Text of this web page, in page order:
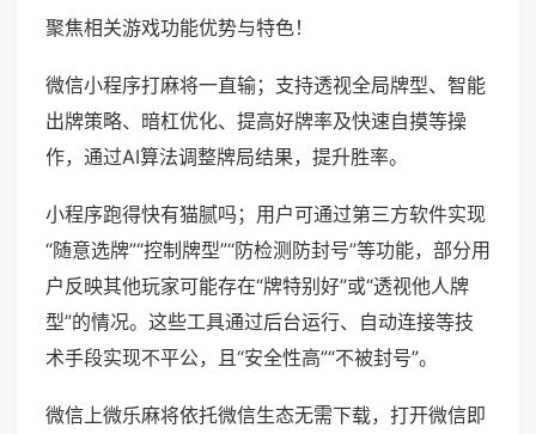
聚焦相关游戏功能优势与特色！
微信小程序打麻将一直输；支持透视全局牌型、智能
出牌策略、暗杠优化、提高好牌率及快速自摸等操
作，通过AI算法调整牌局结果，提升胜率。
小程序跑得快有猫腻吗；用户可通过第三方软件实现
“随意选牌”“控制牌型”“防检测防封号”等功能，部分用
户反映其他玩家可能存在“牌特别好”或“透视他人牌
型”的情况。这些工具通过后台运行、自动连接等技
术手段实现不平公，且“安全性高”“不被封号”。
微信上微乐麻将依托微信生态无需下载，打开微信即